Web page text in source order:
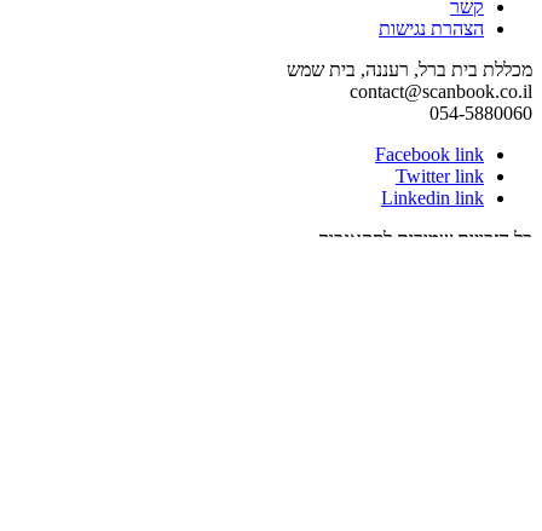
קשר
הצהרת נגישות
מכללת בית ברל, רעננה, בית שמש
contact@scanbook.co.il
054-5880060
Facebook link
Twitter link
Linkedin link
כל הזכויות שמורות לסקאנבוק